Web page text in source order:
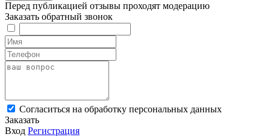
Перед публикацией отзывы проходят модерацию
Заказать обратный звонок
Cогласиться на обработку персональных данных
Заказать
Вход Регистрация